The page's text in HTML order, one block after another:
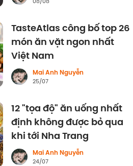
TasteAtlas công bố top 26
món ăn vặt ngon nhất
Việt Nam
Mai Anh Nguyễn
25/07
12 "tọa độ" ăn uống nhất
định không được bỏ qua
khi tới Nha Trang
Mai Anh Nguyễn
24/07